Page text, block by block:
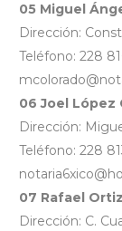
05 Miguel
Dirección:
Teléfono: 228
06 Joel López
Dirección:
Teléfono: 228
07 Rafael
Dirección: C.